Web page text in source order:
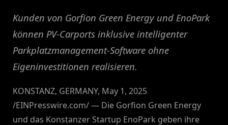
Kunden von Gorfion Green Energy und EnoPark
können PV-Carports inklusive intelligenter
Parkplatzmanagement-Software ohne
Eigeninvestitionen realisieren.
KONSTANZ, GERMANY, May 1, 2025
/EINPresswire.com/ — Die Gorfion Green Energy
und das Konstanzer Startup EnoPark geben ihre